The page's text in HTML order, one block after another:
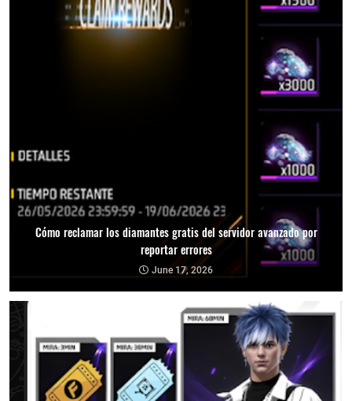
Cómo reclamar los diamantes gratis del servidor avanzado por
reportar errores
June 17, 2026